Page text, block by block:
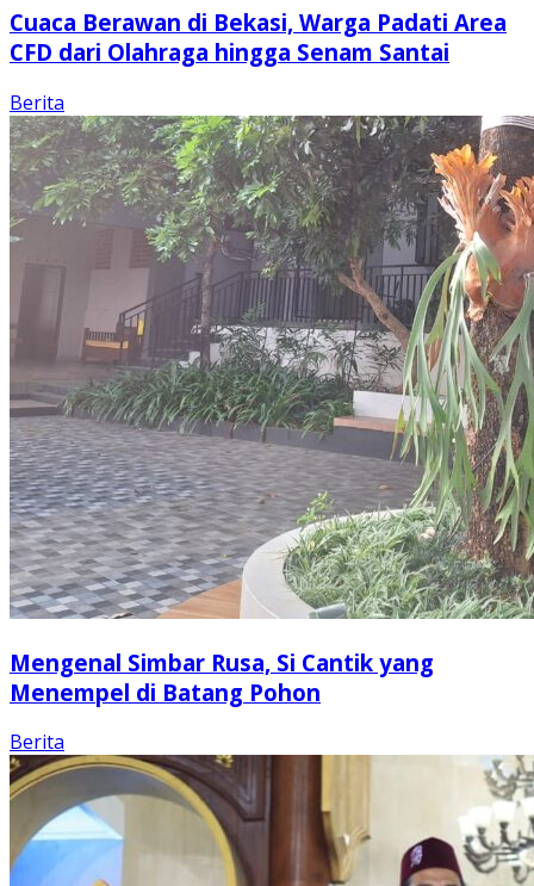
Cuaca Berawan di Bekasi, Warga Padati Area
CFD dari Olahraga hingga Senam Santai
Berita
Mengenal Simbar Rusa, Si Cantik yang
Menempel di Batang Pohon
Berita